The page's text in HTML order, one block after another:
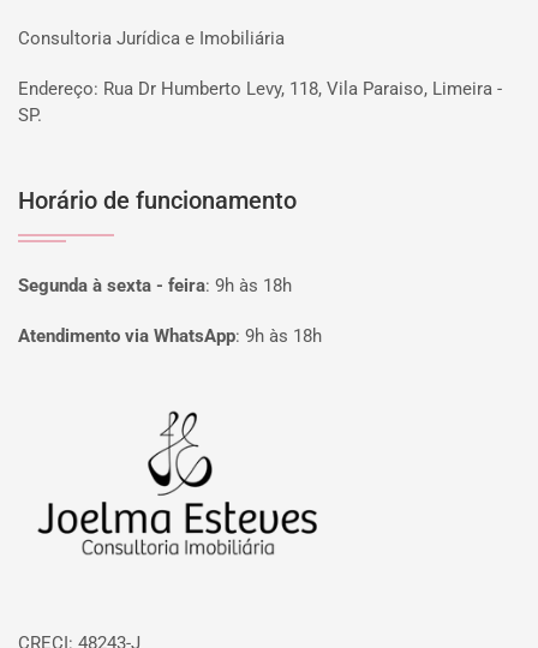
Consultoria Jurídica e Imobiliária
Endereço: Rua Dr Humberto Levy, 118, Vila Paraiso, Limeira -
SP.
Horário de funcionamento
Segunda à sexta - feira: 9h às 18h
Atendimento via WhatsApp: 9h às 18h
CRECI: 48243-J